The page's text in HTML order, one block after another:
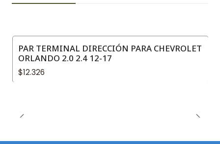
PAR TERMINAL DIRECCIÓN PARA CHEVROLET
ORLANDO 2.0 2.4 12-17
$12.326